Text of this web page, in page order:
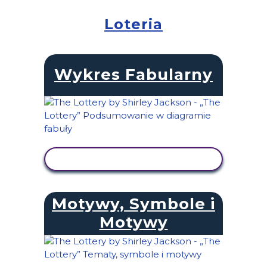
Loteria
Wykres Fabularny
Motywy, Symbole i
Motywy